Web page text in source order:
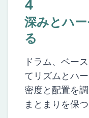
4
深みとハ
る
ドラム、ベー
てリズムとハ
密度と配置を
まとまりを保